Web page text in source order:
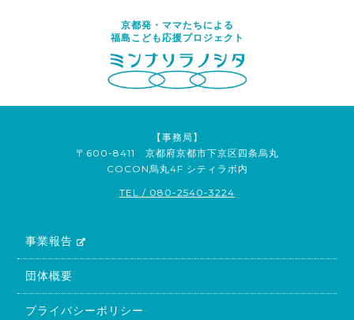
京都発・ママたちによる
福島こども応援プロジェクト
【事務局】
〒600-8411 京都府京都市下京区四条烏丸
COCON烏丸4F シティラボ内
TEL / 080-2540-3224
事業報告
団体概要
プライバシーポリシー